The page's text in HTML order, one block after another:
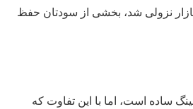
نزولی شد، بخشی از سودتان حفظ
ساده است، اما با این تفاوت که